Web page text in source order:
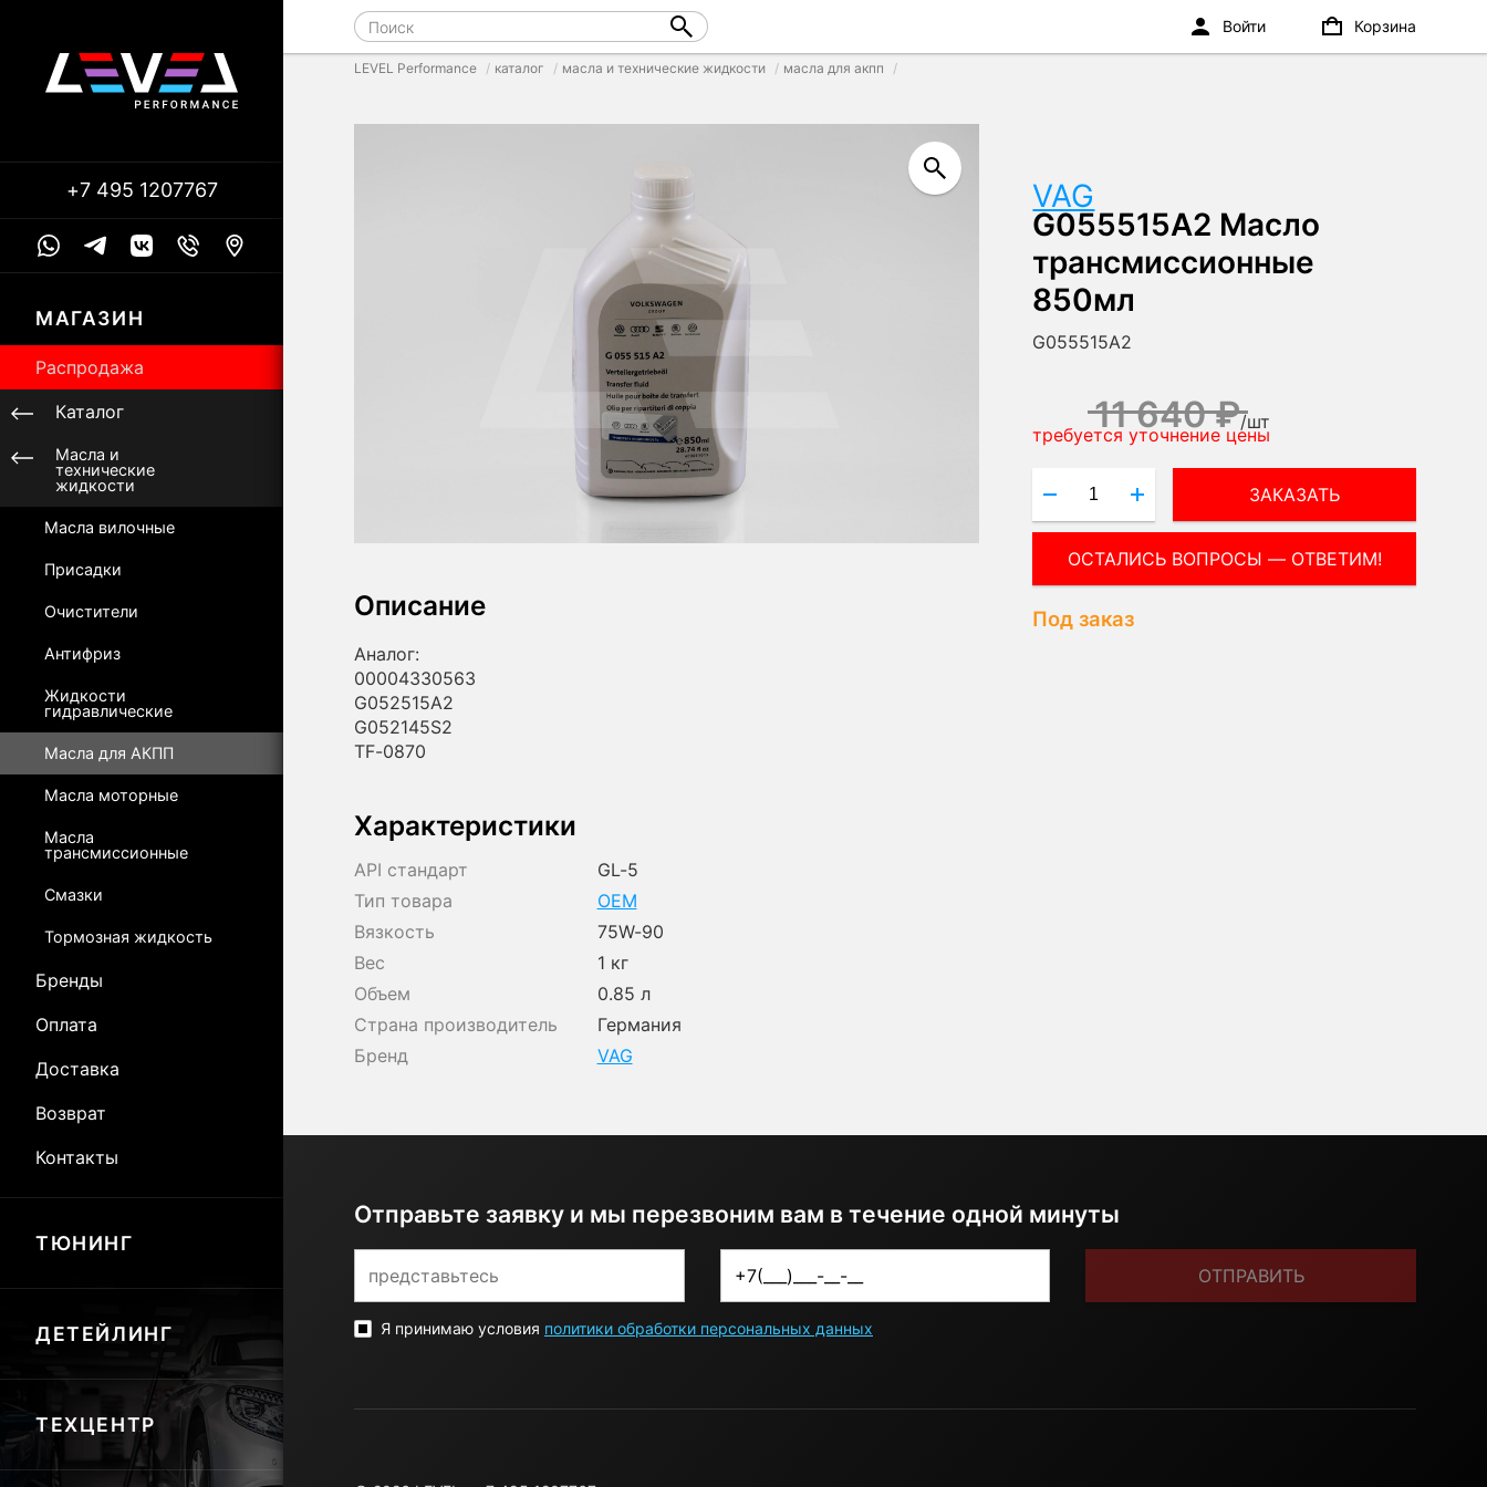
LEVEL Performance каталог масла и технические жидкости масла для акпп
трансмиссионные
850мл
G055515A2
11 640 ₽
ЗАКАЗАТЬ
Под заказ
Описание
Аналог:
00004330563
G052515A2
G052145S2
TF-0870
Характеристики
API стандарт
GL-5
Тип товара
OEM
Вязкость
75W-90
Вес
1 кг
Объем
0.85 л
Страна производитель
Германия
Бренд
VAG
Отправьте заявку и мы перезвоним вам в течение одной минуты
ОТПРАВИТЬ
Я принимаю условия политики обработки персональных данных
+7 495 1207767
МАГАЗИН
Распродажа
Каталог
Масла и
технические
жидкости
Масла вилочные
Присадки
Очистители
Антифриз
Жидкости
гидравлические
Масла для АКПП
Масла моторные
Масла
трансмиссионные
Смазки
Тормозная жидкость
Бренды
Оплата
Доставка
Возврат
Контакты
ТЮНИНГ
ДЕТЕЙЛИНГ
ТЕХЦЕНТР
Войти Корзина